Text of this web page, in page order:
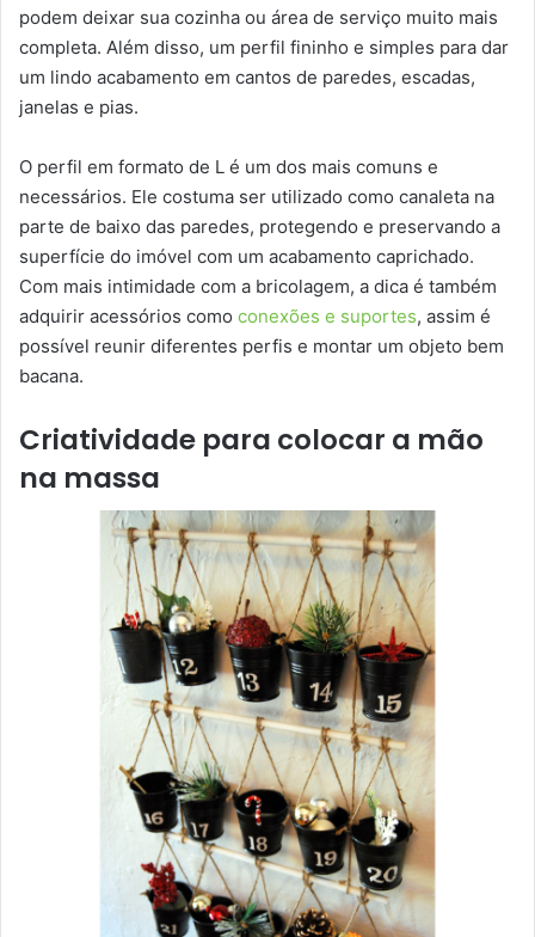
podem deixar sua cozinha ou área de serviço muito mais
completa. Além disso, um perfil fininho e simples para dar
um lindo acabamento em cantos de paredes, escadas,
janelas e pias.
O perfil em formato de L é um dos mais comuns e
necessários. Ele costuma ser utilizado como canaleta na
parte de baixo das paredes, protegendo e preservando a
superfície do imóvel com um acabamento caprichado.
Com mais intimidade com a bricolagem, a dica é também
adquirir acessórios como conexões e suportes, assim é
possível reunir diferentes perfis e montar um objeto bem
bacana.
Criatividade para colocar a mão
na massa